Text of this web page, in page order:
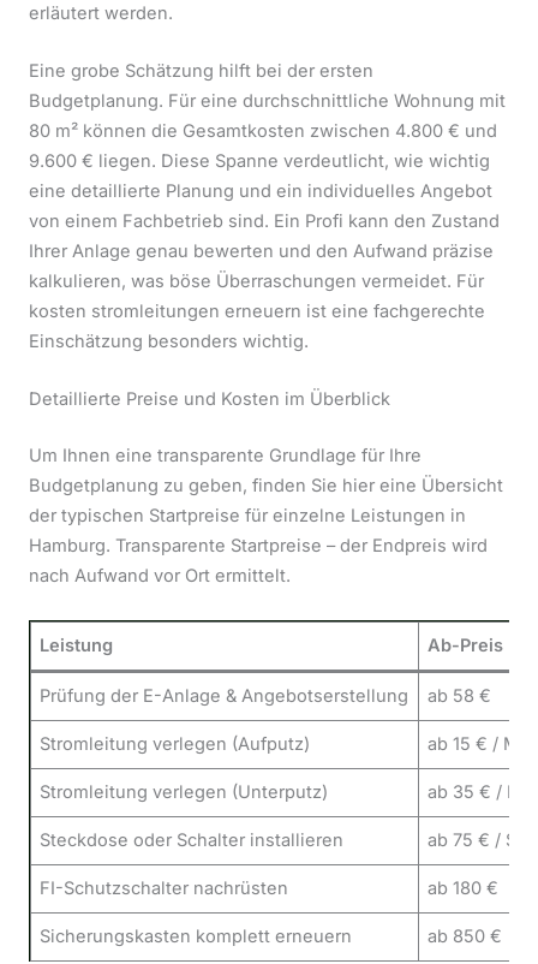
erläutert werden.
Eine grobe Schätzung hilft bei der ersten
Budgetplanung. Für eine durchschnittliche Wohnung mit
80 m² können die Gesamtkosten zwischen 4.800 € und
9.600 € liegen. Diese Spanne verdeutlicht, wie wichtig
eine detaillierte Planung und ein individuelles Angebot
von einem Fachbetrieb sind. Ein Profi kann den Zustand
Ihrer Anlage genau bewerten und den Aufwand präzise
kalkulieren, was böse Überraschungen vermeidet. Für
kosten stromleitungen erneuern ist eine fachgerechte
Einschätzung besonders wichtig.
Detaillierte Preise und Kosten im Überblick
Um Ihnen eine transparente Grundlage für Ihre
Budgetplanung zu geben, finden Sie hier eine Übersicht
der typischen Startpreise für einzelne Leistungen in
Hamburg. Transparente Startpreise – der Endpreis wird
nach Aufwand vor Ort ermittelt.
Leistung Ab-Preis
Prüfung der E-Anlage & Angebotserstellung ab 58 €
Stromleitung verlegen (Aufputz) ab 15 € /
Stromleitung verlegen (Unterputz) ab 35 € /
Steckdose oder Schalter installieren ab 75 € /
FI-Schutzschalter nachrüsten ab 180 €
Sicherungskasten komplett erneuern ab 850 €